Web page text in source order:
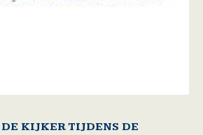
KIJKER TIJDENS DE